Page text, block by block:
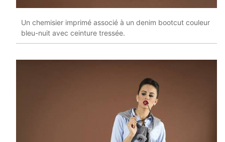
Un chemisier imprimé associé à un denim bootcut couleur
bleu-nuit avec ceinture tressée.